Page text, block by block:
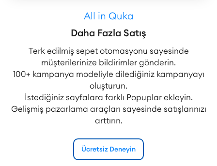
All in Quka
Daha Fazla Satış
Terk edilmiş sepet otomasyonu sayesinde
müşterilerinize bildirimler gönderin.
100+ kampanya modeliyle dilediğiniz kampanyayı
oluşturun.
İstediğiniz sayfalara farklı Popuplar ekleyin.
Gelişmiş pazarlama araçları sayesinde satışlarınızı
arttırın.
Ücretsiz Deneyin